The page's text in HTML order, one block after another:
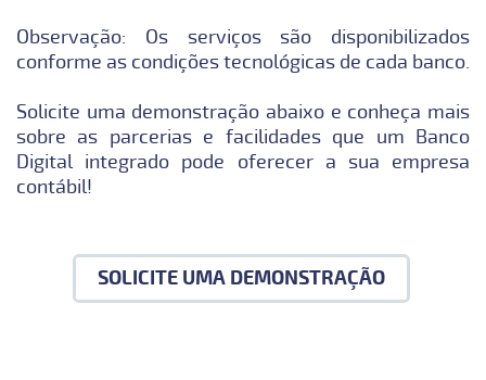
Observação: Os serviços são disponibilizados
conforme as condições tecnológicas de cada banco.
Solicite uma demonstração abaixo e conheça mais
sobre as parcerias e facilidades que um Banco
Digital integrado pode oferecer a sua empresa
contábil!
SOLICITE UMA DEMONSTRAÇÃO